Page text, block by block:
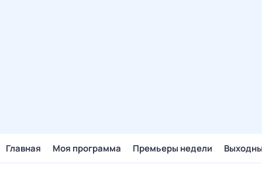
Главная Моя программа Премьеры недели